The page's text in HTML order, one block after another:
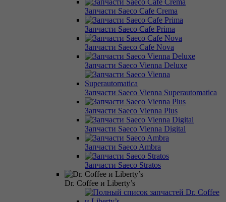
Запчасти Saeco Cafe Crema
Запчасти Saeco Cafe Prima
Запчасти Saeco Cafe Nova
Запчасти Saeco Vienna Deluxe
Запчасти Saeco Vienna Superautomatica
Запчасти Saeco Vienna Plus
Запчасти Saeco Vienna Digital
Запчасти Saeco Ambra
Запчасти Saeco Stratos
Dr. Coffee и Liberty’s